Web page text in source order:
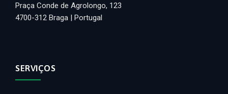
Praça Conde de Agrolongo, 123
4700-312 Braga | Portugal
SERVIÇOS